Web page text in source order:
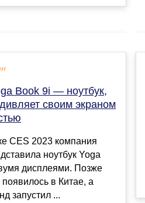
Book 9i — ноутбук,
своим экраном
CES 2023 компания
ноутбук Yoga
дисплеями. Позже
появилось в Китае, а
запустил ...